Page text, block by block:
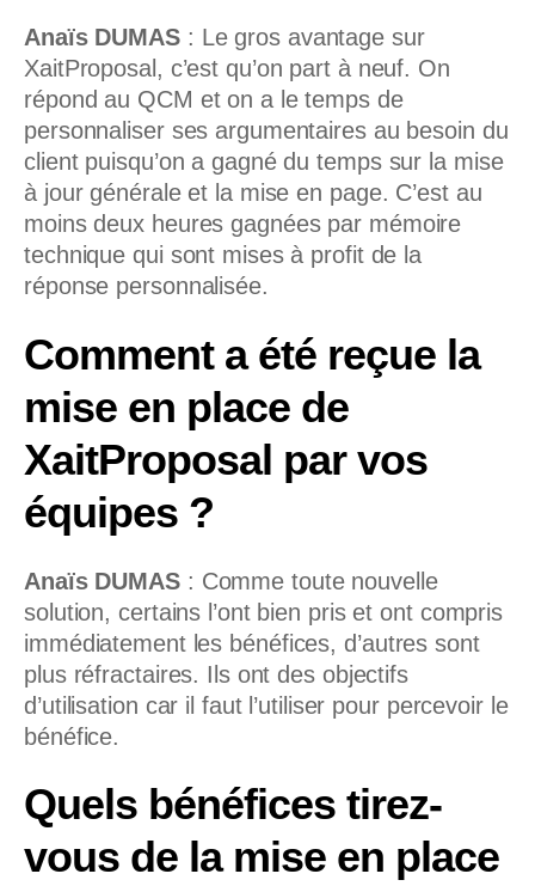
Anaïs DUMAS: Le gros avantage sur
XaitProposal, c’est qu’on part à neuf. On
répond au QCM et on a le temps de
personnaliser ses argumentaires au besoin du
client puisqu’on a gagné du temps sur la mise
à jour générale et la mise en page. C’est au
moins deux heures gagnées par mémoire
technique qui sont mises à profit de la
réponse personnalisée.
Comment a été reçue la
mise en place de
XaitProposal par vos
équipes ?
Anaïs DUMAS: Comme toute nouvelle
solution, certains l’ont bien pris et ont compris
immédiatement les bénéfices, d’autres sont
plus réfractaires. Ils ont des objectifs
d’utilisation car il faut l’utiliser pour percevoir le
bénéfice.
Quels bénéfices tirez-
vous de la mise en place